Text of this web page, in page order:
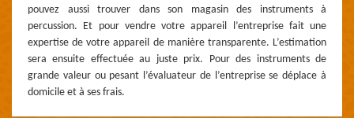
pouvez aussi trouver dans son magasin des instruments à
percussion. Et pour vendre votre appareil l’entreprise fait une
expertise de votre appareil de manière transparente. L’estimation
sera ensuite effectuée au juste prix. Pour des instruments de
grande valeur ou pesant l’évaluateur de l’entreprise se déplace à
domicile et à ses frais.